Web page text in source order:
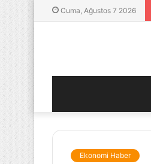
Cuma, Ağustos 7 2026
Ekonomi Haber